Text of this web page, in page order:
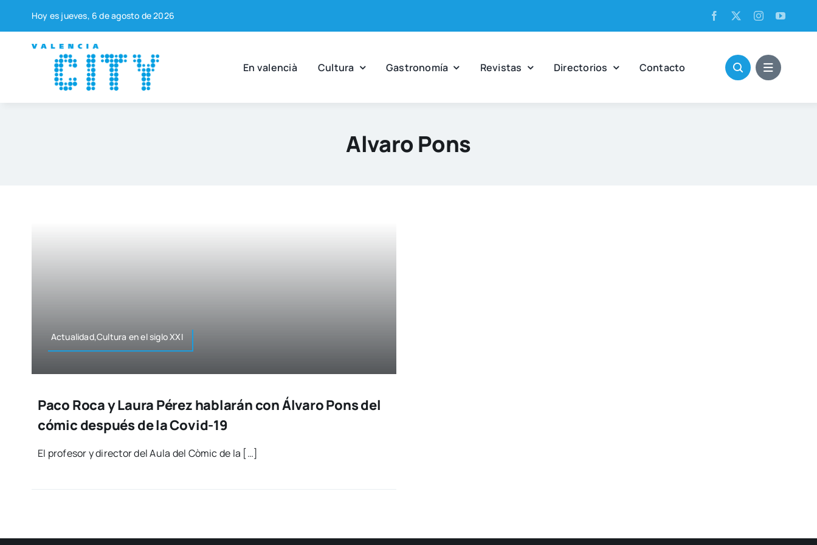
contenido
Hoy es jue­ves, 6 de agos­to de 2026
En valen­cià Cul­tu­ra Gas­tro­no­mía Revis­tas Direc­to­rios Con­tac­to
Alvaro Pons
Actualidad,Cultura en el siglo XXI
Paco Roca y Laura Pérez hablarán con Álvaro Pons del
cómic después de la Covid-19
El pro­fe­sor y direc­tor del Aula del Còmic de la […]